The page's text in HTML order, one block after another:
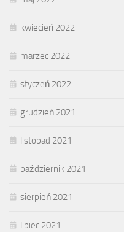
kwiecień 2022
marzec 2022
styczeń 2022
grudzień 2021
listopad 2021
październik 2021
sierpień 2021
lipiec 2021